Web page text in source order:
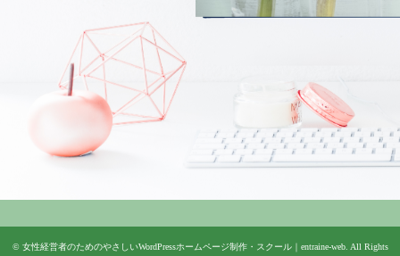
© 女性経営者のためのやさしいWordPressホームページ制作・スクール｜entraine-web. All Rights